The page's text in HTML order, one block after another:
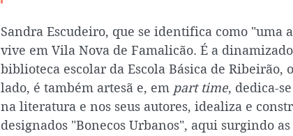
Sandra Escudeiro, que se identifica como "uma
vive em Vila Nova de Famalicão. É a
biblioteca escolar da Escola Básica de Ribeirão,
lado, é também artesã e, em part time, dedica-
na literatura e nos seus autores, idealiza e
designados "Bonecos Urbanos", aqui surgindo